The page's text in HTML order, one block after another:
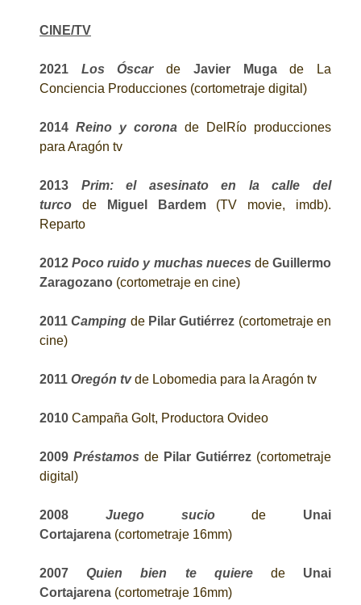
CINE/TV
2021 Los Óscar de Javier Muga
de La
Conciencia Producciones (cortometraje digital)
2014 Reino y corona de DelRío producciones
para Aragón tv
2013 Prim: el asesinato en la calle del
turco
de Miguel Bardem(TV movie, imdb).
Reparto
2012Poco ruido y muchas nueces deGuillermo
Zaragozano (cortometraje en cine)
2011Camping de Pilar Gutiérrez (cortometraje en
cine)
2011 Oregón tvde Lobomedia para la Aragón tv
2010 Campaña Golt, Productora Ovideo
2009 Préstamos de Pilar Gutiérrez (cortometraje
digital)
2008 Juego suciode Unai
Cortajarena (cortometraje 16mm)
2007Quien bien te quierede Unai
Cortajarena (cortometraje 16mm)